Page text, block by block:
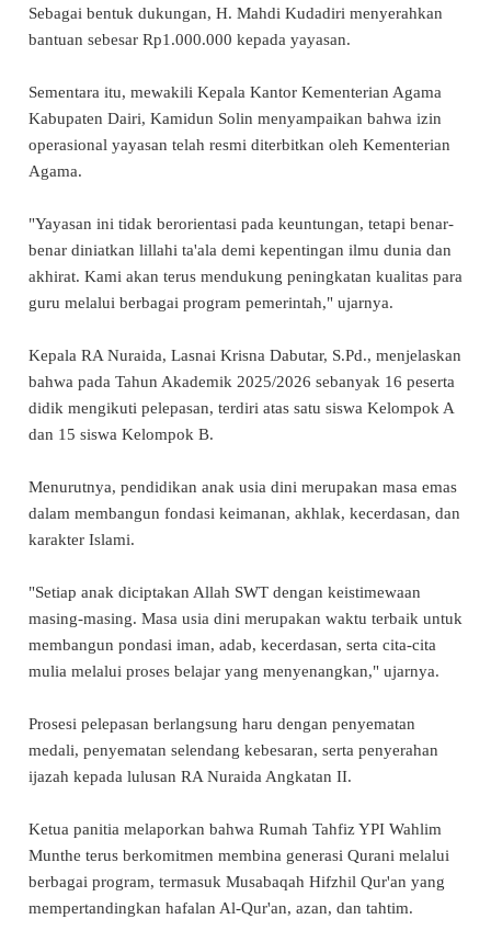
Sebagai bentuk dukungan, H. Mahdi Kudadiri menyerahkan
bantuan sebesar Rp1.000.000 kepada yayasan.
Sementara itu, mewakili Kepala Kantor Kementerian Agama
Kabupaten Dairi, Kamidun Solin menyampaikan bahwa izin
operasional yayasan telah resmi diterbitkan oleh Kementerian
Agama.
"Yayasan ini tidak berorientasi pada keuntungan, tetapi benar-
benar diniatkan lillahi ta'ala demi kepentingan ilmu dunia dan
akhirat. Kami akan terus mendukung peningkatan kualitas para
guru melalui berbagai program pemerintah," ujarnya.
Kepala RA Nuraida, Lasnai Krisna Dabutar, S.Pd., menjelaskan
bahwa pada Tahun Akademik 2025/2026 sebanyak 16 peserta
didik mengikuti pelepasan, terdiri atas satu siswa Kelompok A
dan 15 siswa Kelompok B.
Menurutnya, pendidikan anak usia dini merupakan masa emas
dalam membangun fondasi keimanan, akhlak, kecerdasan, dan
karakter Islami.
"Setiap anak diciptakan Allah SWT dengan keistimewaan
masing-masing. Masa usia dini merupakan waktu terbaik untuk
membangun pondasi iman, adab, kecerdasan, serta cita-cita
mulia melalui proses belajar yang menyenangkan," ujarnya.
Prosesi pelepasan berlangsung haru dengan penyematan
medali, penyematan selendang kebesaran, serta penyerahan
ijazah kepada lulusan RA Nuraida Angkatan II.
Ketua panitia melaporkan bahwa Rumah Tahfiz YPI Wahlim
Munthe terus berkomitmen membina generasi Qurani melalui
berbagai program, termasuk Musabaqah Hifzhil Qur'an yang
mempertandingkan hafalan Al-Qur'an, azan, dan tahtim.